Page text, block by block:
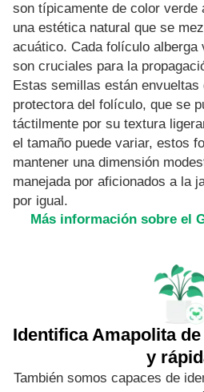
son típicamente de color verde
una estética natural que se
acuático. Cada folículo alberga
son cruciales para la
Estas semillas están envueltas
protectora del folículo, que se
táctilmente por su textura
el tamaño puede variar, estos
mantener una dimensión
manejada por aficionados a la
por igual.
Más información sobre el
Identifica Amapolita
y
También somos capaces de